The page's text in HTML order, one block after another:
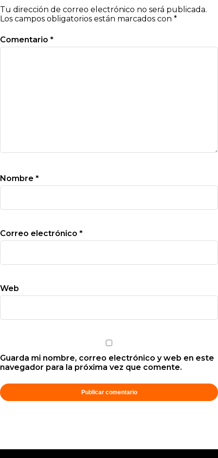
Tu dirección de correo electrónico no será publicada.
Los campos obligatorios están marcados con *
Comentario *
Nombre *
Correo electrónico *
Web
Guarda mi nombre, correo electrónico y web en este
navegador para la próxima vez que comente.